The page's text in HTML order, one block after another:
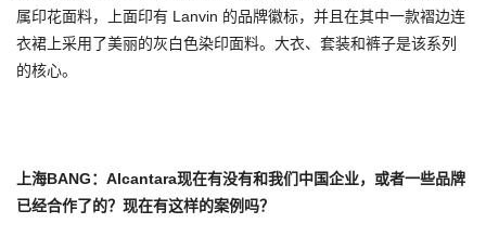
属印花面料，上面印有 Lanvin 的品牌徽标，并且在其中一款褶边连
衣裙上采用了美丽的灰白色染印面料。大衣、套装和裤子是该系列
的核心。
上海BANG：Alcantara现在有没有和我们中国企业，或者一些品牌
已经合作了的？现在有这样的案例吗？